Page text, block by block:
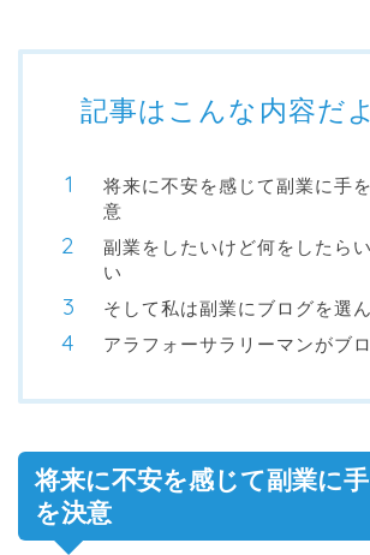
記事はこんな内容だよ
将来に不安を感じて副業に手
意
副業をしたいけど何をしたら
い
そして私は副業にブログを選
アラフォーサラリーマンがブ
将来に不安を感じて副業に
を決意